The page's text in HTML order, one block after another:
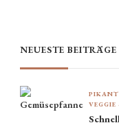
NEUESTE BEITRÄGE
VEGGIE